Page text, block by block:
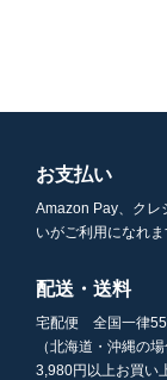
お支払い
Amazon Pay、クレ
いがご利用になれ
配送・送料
宅配便 全国一律
（北海道・沖縄の
3,980円以上お買い